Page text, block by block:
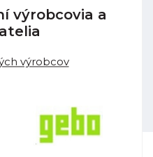
výrobcovia a
výrobcov